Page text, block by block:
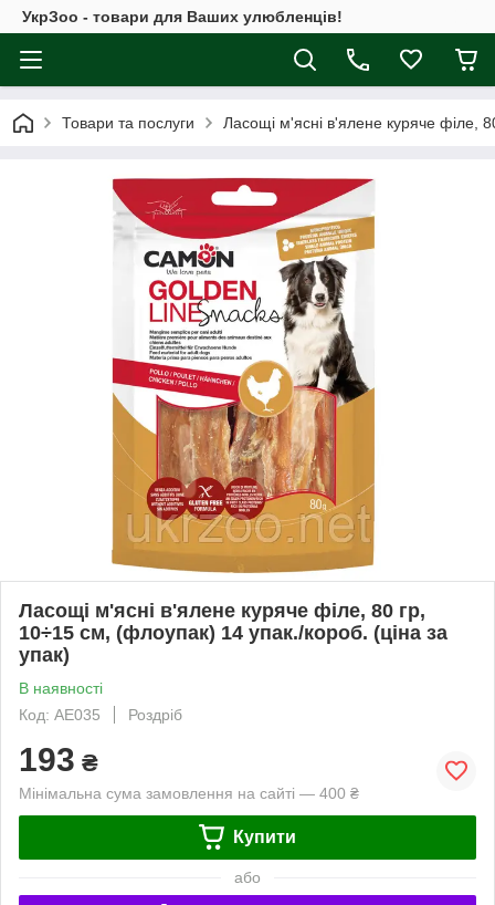
УкрЗоо - товари для Ваших улюбленців!
Товари та послуги Ласощі м'ясні в'ялене куряче філе,
Ласощі м'ясні в'ялене куряче філе, 80 гр,
10÷15 см, (флоупак) 14 упак./короб. (ціна за
упак)
В наявності
Код: AE035
Роздріб
193 ₴
Мінімальна сума замовлення на сайті — 400 ₴
Купити
або